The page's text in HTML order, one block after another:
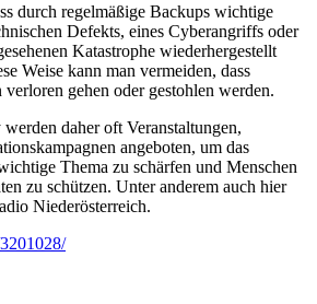
durch regelmäßige Backups wichtige
Defekts, eines Cyberangriffs oder
Katastrophe wiederhergestellt
Weise kann man vermeiden, dass
gehen oder gestohlen werden.
daher oft Veranstaltungen,
angeboten, um das
Thema zu schärfen und Menschen
zu schützen. Unter anderem auch hier
Niederösterreich.